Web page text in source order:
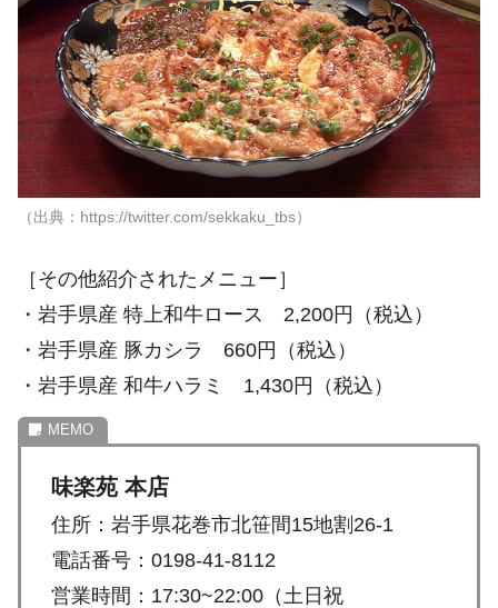
（出典：https://twitter.com/sekkaku_tbs）
［その他紹介されたメニュー］
・岩手県産 特上和牛ロース 2,200円（税込）
・岩手県産 豚カシラ 660円（税込）
・岩手県産 和牛ハラミ 1,430円（税込）
味楽苑 本店
住所：岩手県花巻市北笹間15地割26-1
電話番号：0198-41-8112
営業時間：17:30~22:00（土日祝